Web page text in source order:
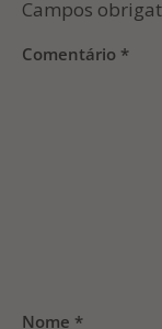
Campos
Comentário *
Nome *